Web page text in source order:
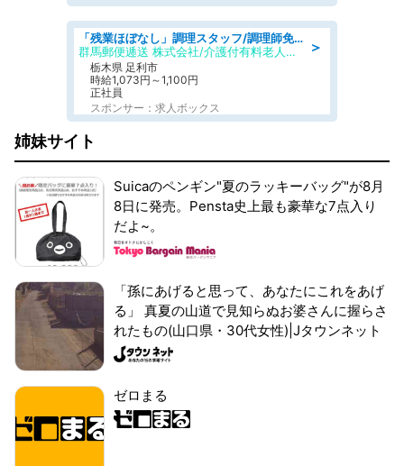
＞
「残業ほぼなし」調理スタッフ/調理師免許必須/正職員/日勤のみ/介護付き有料老人ホーム/社会保障完備
群馬郵便逓送 株式会社/介護付有料老人ホーム ふる里
栃木県 足利市
時給1,073円～1,100円
正社員
スポンサー：求人ボックス
姉妹サイト
Suicaのペンギン"夏のラッキーバッグ"が8月
8日に発売。Pensta史上最も豪華な7点入り
だよ~。
「孫にあげると思って、あなたにこれをあげ
る」 真夏の山道で見知らぬお婆さんに握らさ
れたもの(山口県・30代女性)|Jタウンネット
ゼロまる